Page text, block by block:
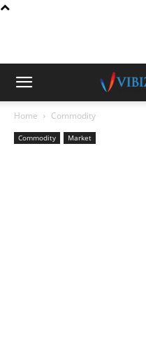
Home Commodity
Commodity Market